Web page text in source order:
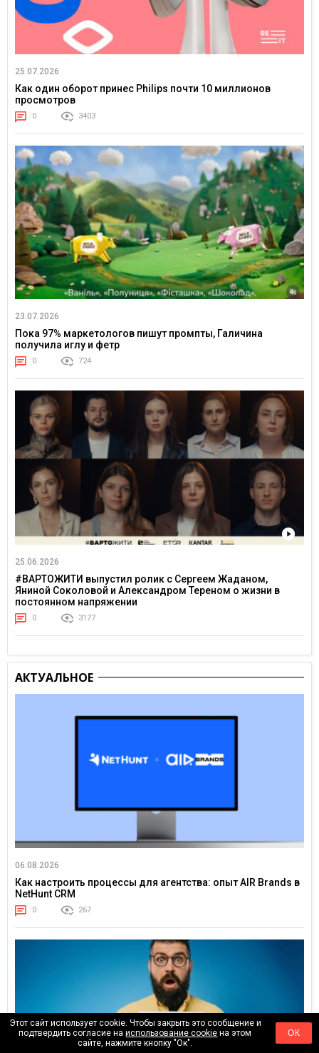
25.07.2026
Как один оборот принес Philips почти 10 миллионов
просмотров
0 3403
23.07.2026
Пока 97% маркетологов пишут промпты, Галичина
получила иглу и фетр
0 724
25.06.2026
#ВАРТОЖИТИ выпустил ролик с Сергеем Жаданом,
Яниной Соколовой и Александром Тереном о жизни в
постоянном напряжении
0 3177
АКТУАЛЬНОЕ
06.08.2026
Как настроить процессы для агентства: опыт AIR Brands в
NetHunt CRM
0 267
Этот сайт использует cookie. Чтобы закрыть это сообщение и
подтвердить согласие наиспользование cookie на этом
сайте, нажмите кнопку "Ок".
ОК